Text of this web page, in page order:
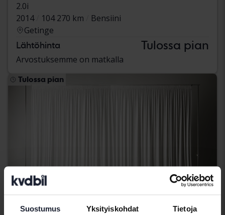
Suostumus Yksityiskohdat Tietoja
2.0i
2014
104 270 km
Bensiini
Getinge
Lähtöhinta Tulossa pian
Arvostuksemme on matkalla
Tulossa pian